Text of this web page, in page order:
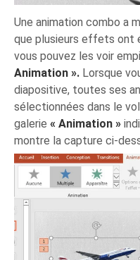
Une animation combo a
que plusieurs effets ont
vous pouvez les voir
Animation ». Lorsque
diapositive, toutes ses
sélectionnées dans le
galerie« Animation »
montre la capture ci-